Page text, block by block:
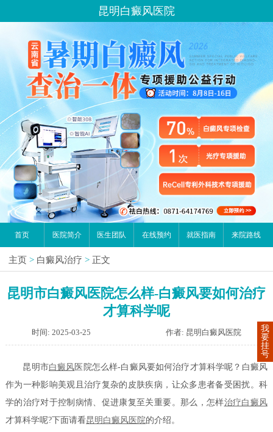
昆明白癜风医院
首页 医院简介 医生团队 在线预约 就医指南 来院路线
主页 > 白癜风治疗 > 正文
昆明市白癜风医院怎么样-白癜风要如何治疗
才算科学呢
时间: 2025-03-25 作者: 昆明白癜风医院
昆明市白癜风 医院怎么样-白癜风要如何治疗才算科学呢？白癜风
作为一种影响美观且治疗复杂的皮肤疾病，让众多患者备受困扰。科
学的治疗对于控制病情、促进康复至关重要。那么，怎样治疗白癜风
才算科学呢?下面请看昆明白癜风医院的介绍。
我
要
挂
号